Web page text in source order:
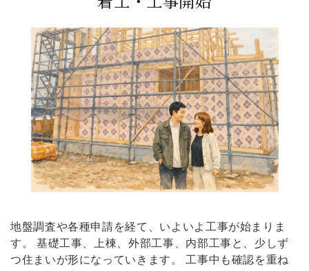
地盤調査や各種申請を経て、いよいよ工事が始まりま
す。 基礎工事、上棟、外部工事、内部工事と、少しず
つ住まいが形になっていきます。 工事中も確認を重ね